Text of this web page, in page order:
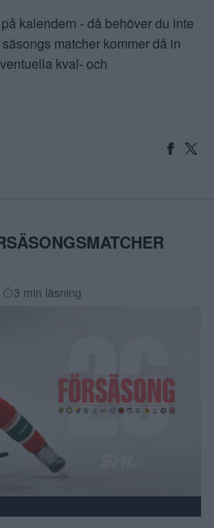
kalendern - då behöver du inte
matcher kommer då in
kval- och
3 min läsning